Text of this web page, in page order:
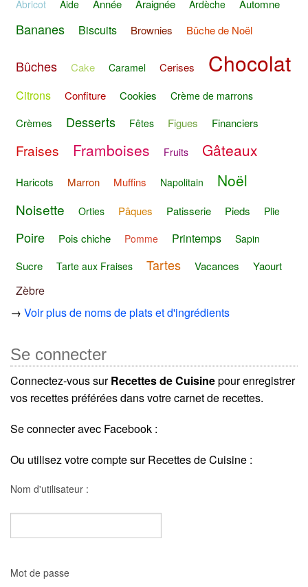
Abricot Aide Année Araignée Ardèche Automne
Bananes Biscuits Brownies Bûche de Noël
Bûches Cake Caramel Cerises Chocolat
Citrons Confiture Cookies Crème de marrons
Crèmes Desserts Fêtes Figues Financiers
Fraises Framboises Fruits Gâteaux
Haricots Marron Muffins Napolitain Noël
Noisette Orties Pâques Patisserie Pieds Plie
Poire Pois chiche Pomme Printemps Sapin
Sucre Tarte aux Fraises Tartes Vacances Yaourt
Zèbre
→ Voir plus de noms de plats et d'ingrédients
Se connecter
Connectez-vous surRecettes de Cuisinepour enregistrer
vos recettes préférées dans votre carnet de recettes.
Se connecter avec Facebook :
Ou utilisez votre compte sur Recettes de Cuisine :
Nom d'utilisateur :
Mot de passe